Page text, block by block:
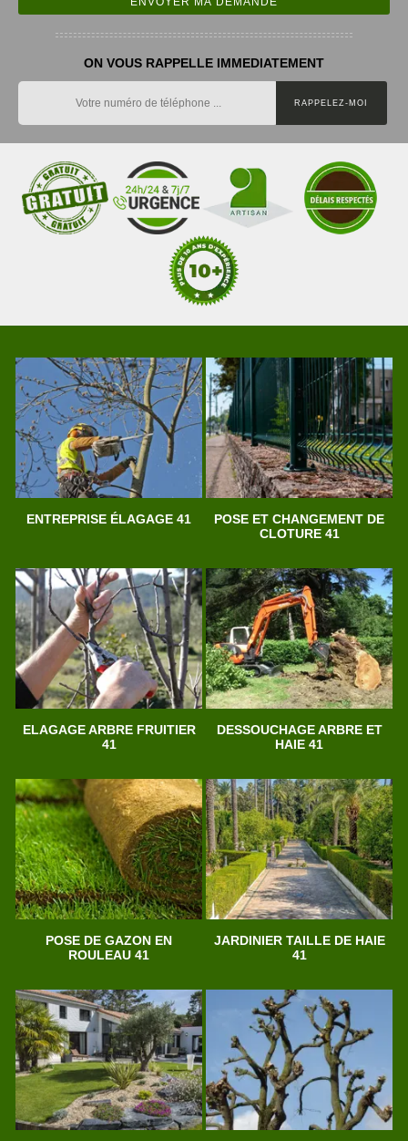
ON VOUS RAPPELLE IMMEDIATEMENT
ENTREPRISE ÉLAGAGE 41
POSE ET CHANGEMENT DE
CLOTURE 41
ELAGAGE ARBRE FRUITIER
41
DESSOUCHAGE ARBRE ET
HAIE 41
POSE DE GAZON EN
ROULEAU 41
JARDINIER TAILLE DE HAIE
41